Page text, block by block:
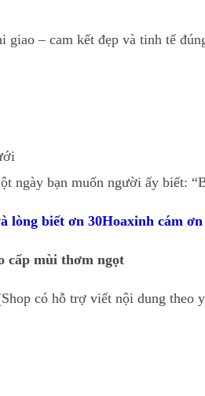
giao – cam kết đẹp và tinh tế
ngày bạn muốn người ấy biết:
lòng biết ơn 30Hoaxinh cám
cấp mùi thơm ngọt
có hỗ trợ viết nội dung theo